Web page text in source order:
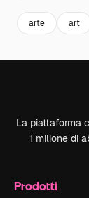
arte art
La piattaforma
1 milione di
Prodotti